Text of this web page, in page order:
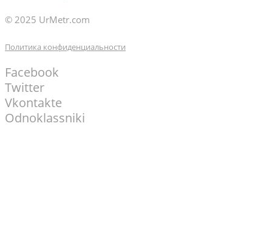
© 2025 UrMetr.com
Политика конфиденциальности
Facebook
Twitter
Vkontakte
Odnoklassniki